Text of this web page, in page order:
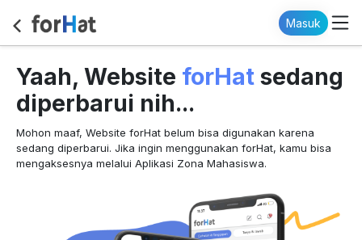
Masuk
Yaah, Website forHat sedang
diperbarui nih...
Mohon maaf, Website forHat belum bisa digunakan karena
sedang diperbarui. Jika ingin menggunakan forHat, kamu bisa
mengaksesnya melalui Aplikasi Zona Mahasiswa.